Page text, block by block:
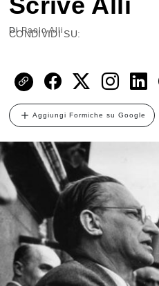
DiPaolo Alli
CONDIVIDI SU:
Aggiungi Formiche su Google